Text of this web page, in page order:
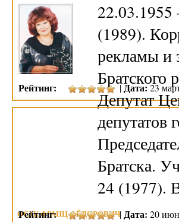
(1989).
рекламы и
Братского
Депутат
депутатов
Братска.
24 (1977).
Рейтинг: |Дата:23
ОСАК ФРАНЦ ФЁДОРОВИЧ
Рейтинг: |Дата: 20